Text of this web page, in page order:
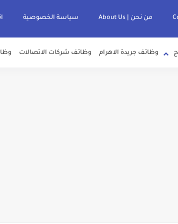
من نحن | About Us سياسة الخصوصية
وظائف جريدة الاهرام وظائف شركات الاتصالات